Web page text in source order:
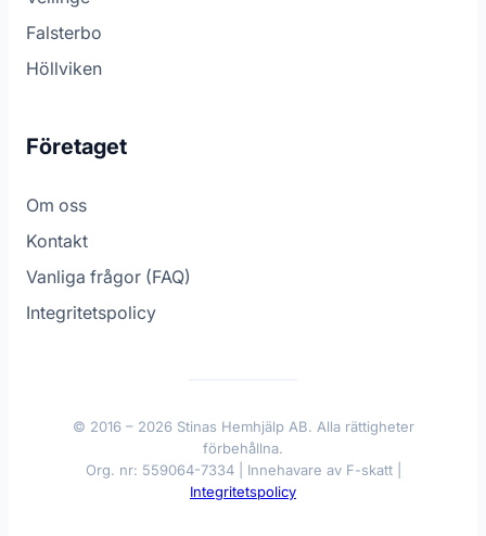
Falsterbo
Höllviken
Företaget
Om oss
Kontakt
Vanliga frågor (FAQ)
Integritetspolicy
© 2016 – 2026 Stinas Hemhjälp AB. Alla rättigheter
förbehållna.
Org. nr: 559064-7334 | Innehavare av F-skatt |
Integritetspolicy